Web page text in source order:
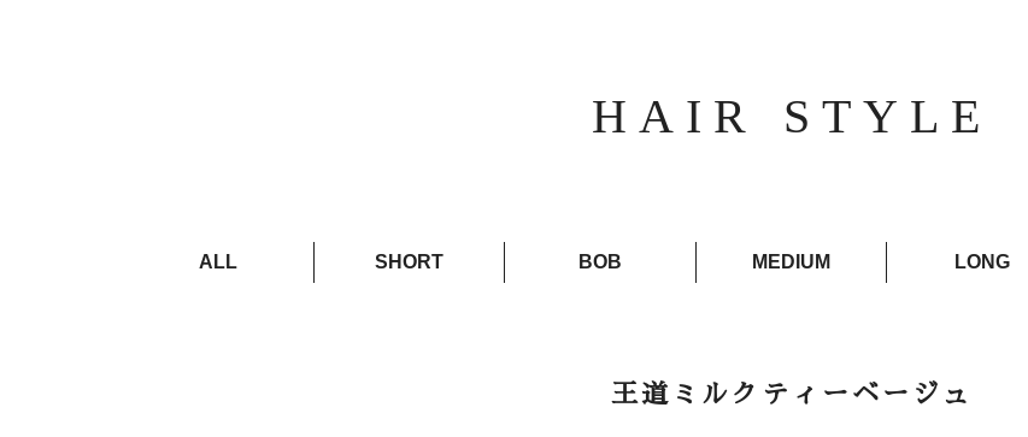
HAIR STYLE
ALL SHORT BOB MEDIUM LONG
王道ミルクティーベージュ